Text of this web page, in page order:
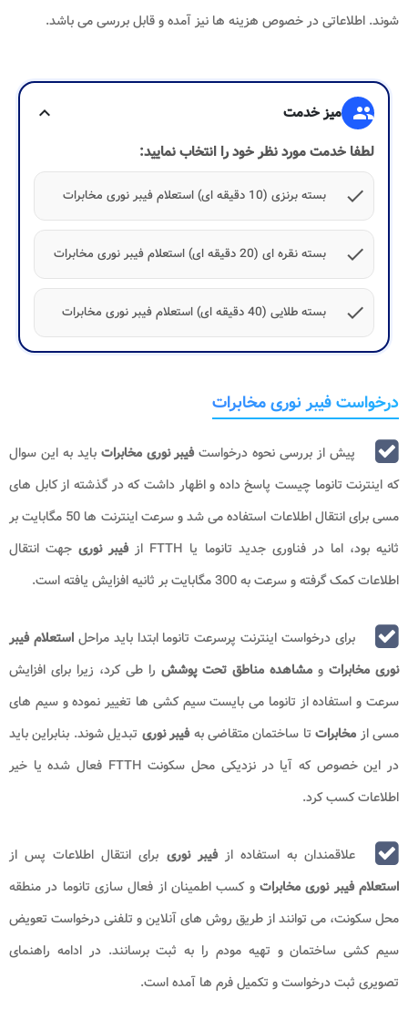
شوند. اطلاعاتی در خصوص هزینه ها نیز آمده و قابل بررسی می باشد.
group میز خدمت
expand_more
لطفا خدمت مورد نظر خود را انتخاب نمایید:
check
بسته برنزی (10 دقیقه ای) استعلام فیبر نوری مخابرات
check بسته نقره ای (20 دقیقه ای) استعلام فیبر نوری مخابرات
check بسته طلایی (40 دقیقه ای) استعلام فیبر نوری مخابرات
درخواست فیبر نوری مخابرات
پیش از بررسی نحوه درخواستفیبر نوری مخابرات باید به این سوال
که اینترنت تانوما چیست پاسخ داده و اظهار داشت که در گذشته از کابل های
مسی برای انتقال اطلاعات استفاده می شد و سرعت اینترنت ها 50 مگابایت بر
ثانیه بود، اما در فناوری جدید تانوما یا FTTH از
فیبر نوریجهت انتقال
اطلاعات کمک گرفته و سرعت به 300 مگابایت بر ثانیه افزایش یافته است.
برای درخواست اینترنت پرسرعت تانوما ابتدا باید مراحلاستعلام فیبر
نوری مخابراتو مشاهده مناطق تحت پوشش را طی کرد، زیرا برای افزایش
سرعت و استفاده از تانوما می بایست سیم کشی ها تغییر نموده و سیم های
مسی از مخابرات تا ساختمان متقاضی بهفیبر نوری تبدیل شوند. بنابراین باید
در این خصوص که آیا در نزدیکی محل سکونت FTTH فعال شده یا خیر
اطلاعات کسب کرد.
علاقمندان به استفاده از فیبر نوری برای انتقال اطلاعات پس از
استعلام فیبر نوری مخابرات و کسب اطمینان از فعال سازی تانوما در منطقه
محل سکونت، می توانند از طریق روش های آنلاین و تلفنی درخواست تعویض
سیم کشی ساختمان و تهیه مودم را به ثبت برسانند. در ادامه راهنمای
تصویری ثبت درخواست و تکمیل فرم ها آمده است.